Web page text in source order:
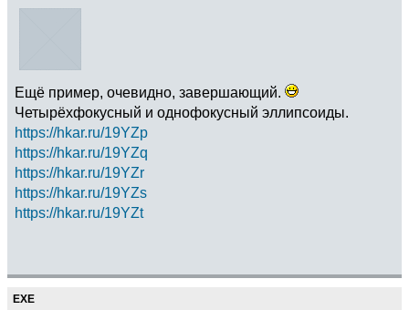
Ещё пример, очевидно, завершающий.
Четырёхфокусный и однофокусный эллипсоиды.
https://hkar.ru/19YZp
https://hkar.ru/19YZq
https://hkar.ru/19YZr
https://hkar.ru/19YZs
https://hkar.ru/19YZt
EXE